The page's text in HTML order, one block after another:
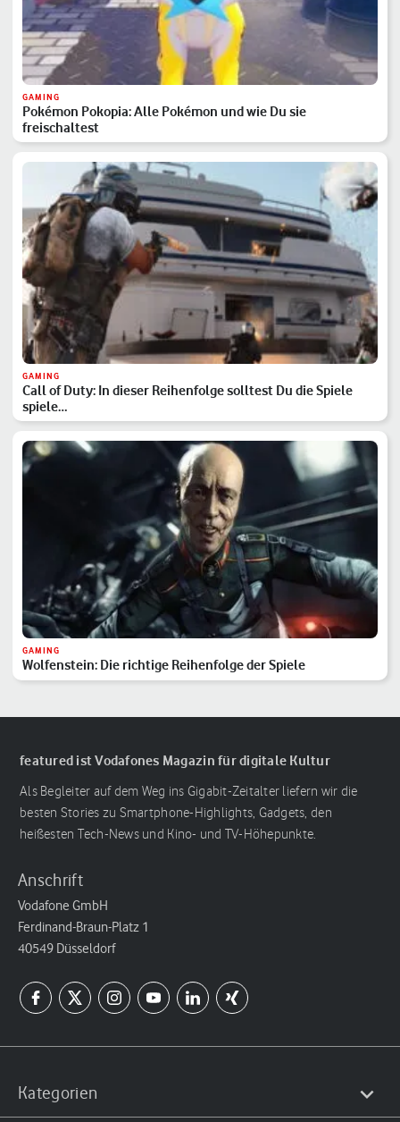
GAMING
Pokémon Pokopia: Alle Pokémon und wie Du sie
freischaltest
GAMING
Call of Duty: In dieser Reihenfolge solltest Du die Spiele
spiele…
GAMING
Wolfenstein: Die richtige Reihenfolge der Spiele
featured ist Vodafones Magazin für digitale Kultur
Als Begleiter auf dem Weg ins Gigabit-Zeitalter liefern wir die
besten Stories zu Smartphone-Highlights, Gadgets, den
heißesten Tech-News und Kino- und TV-Höhepunkte.
Anschrift
Vodafone GmbH
Ferdinand-Braun-Platz 1
40549 Düsseldorf
Kategorien